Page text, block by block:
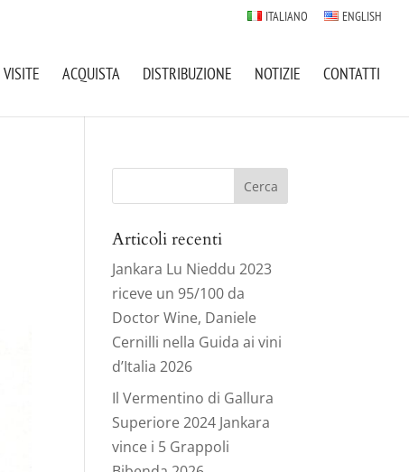
ITALIANO ENGLISH
VISITE ACQUISTA DISTRIBUZIONE NOTIZIE CONTATTI
Articoli recenti
Jankara Lu Nieddu 2023
riceve un 95/100 da
Doctor Wine, Daniele
Cernilli nella Guida ai vini
d’Italia 2026
Il Vermentino di Gallura
Superiore 2024 Jankara
vince i 5 Grappoli